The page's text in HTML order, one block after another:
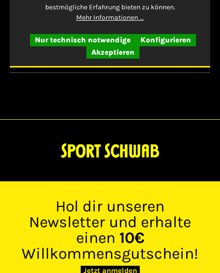
überarbeiteten Obermaterial aus Funktions-
Hol dir unseren
Newsletter und erhalte
einen 10€
Willkommensgutschein!
Jetzt anmelden
bestmögliche Erfahrung bieten zu können.
Mehr Informationen ...
Nur technisch notwendige
Konfigurieren
Akzeptieren